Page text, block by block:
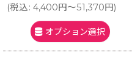
(税込: 4,400円～51,370円)
オプション選択